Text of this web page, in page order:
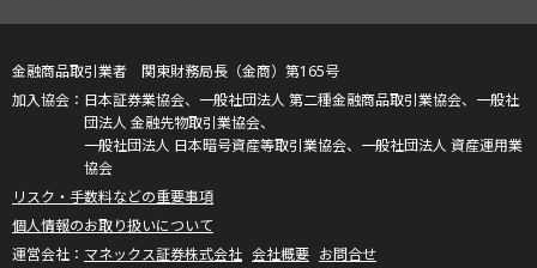
金融商品取引業者 関東財務局長（金商）第165号
日本証券業協会、一般社団法人 第二種金融商品取引業協会、一般社
団法人 金融先物取引業協会、
一般社団法人 日本暗号資産等取引業協会、一般社団法人 資産運用業
協会
リスク・手数料などの重要事項
個人情報のお取り扱いについて
マネックス証券株式会社 会社概要 お問合せ